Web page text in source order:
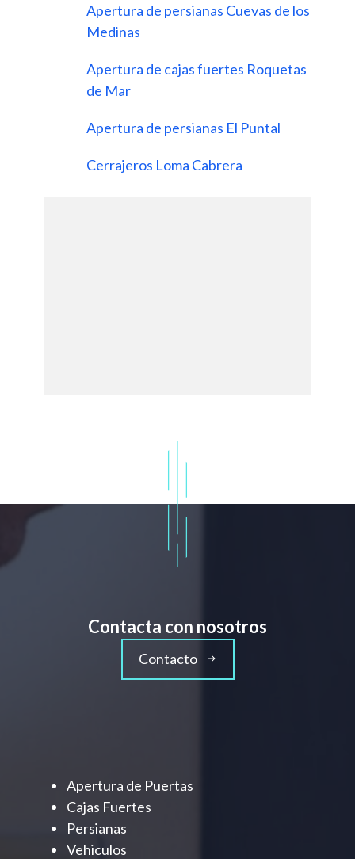
Apertura de persianas Cuevas de los
Medinas
Apertura de cajas fuertes Roquetas
de Mar
Apertura de persianas El Puntal
Cerrajeros Loma Cabrera
Contacta con nosotros
Contacto
Apertura de Puertas
Cajas Fuertes
Persianas
Vehiculos